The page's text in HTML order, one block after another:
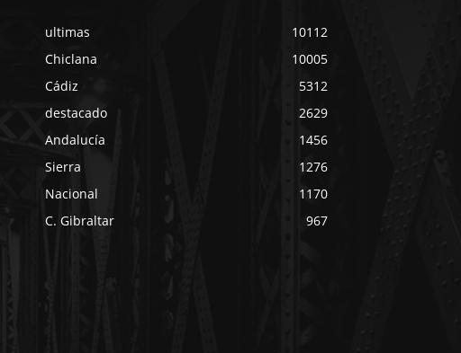
ultimas
10112
Chiclana
10005
Cádiz
5312
destacado
2629
Andalucía
1456
Sierra
1276
Nacional
1170
C. Gibraltar
967